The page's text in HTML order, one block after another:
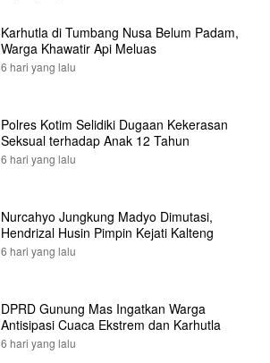
Karhutla di Tumbang Nusa Belum Padam,
Warga Khawatir Api Meluas
6 hari yang lalu
Polres Kotim Selidiki Dugaan Kekerasan
Seksual terhadap Anak 12 Tahun
6 hari yang lalu
Nurcahyo Jungkung Madyo Dimutasi,
Hendrizal Husin Pimpin Kejati Kalteng
6 hari yang lalu
DPRD Gunung Mas Ingatkan Warga
Antisipasi Cuaca Ekstrem dan Karhutla
6 hari yang lalu